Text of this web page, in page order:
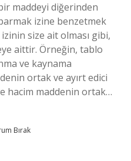
maddeyi diğerinden
izine benzetmek
size ait olması gibi,
aittir. Örneğin, tablo
ve kaynama
ortak ve ayırt edici
hacim maddenin ortak…
Bırak